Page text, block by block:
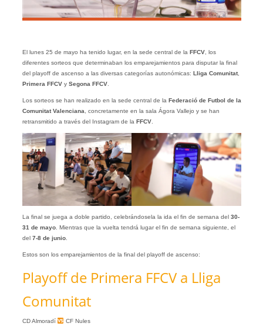
El lunes 25 de mayo ha tenido lugar, en la sede central de la FFCV, los
diferentes sorteos que determinaban los emparejamientos para disputar la final
del playoff de ascenso a las diversas categorías autonómicas: Lliga Comunitat,
Primera FFCVy Segona FFCV.
Los sorteos se han realizado en la sede central de la Federació de Futbol de la
Comunitat Valenciana , concretamente en la sala Ágora Vallejo y se han
retransmitido a través del Instagram de la FFCV.
La final se juega a doble partido, celebrándosela la ida el fin de semana del30-
31 de mayo. Mientras que la vuelta tendrá lugar el fin de semana siguiente, el
del 7-8 de junio.
Estos son los emparejamientos de la final del playoff de ascenso:
Playoff de Primera FFCV a Lliga
Comunitat
CD Almoradí CF Nules